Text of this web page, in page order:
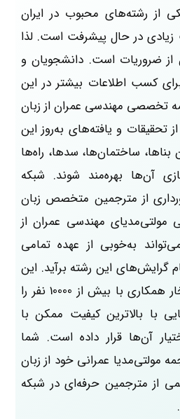
از رشته‌های محبوب در ایران
در حال پیشرفت است. لذا
از ضروریات است. دانشجویان و
کسب اطلاعات بیشتر در این
تخصصی مهندسی عمراناز زبان
تحقیقات و یافته‌های به‌روز این
ساختمان‌ها، سدها، راه‌ها
آن‌ها بهره‌مند شوند. شبکه
از مترجمین متخصص زبان
مهندسی عمران از
به‌خوبی از عهده تمامی
گرایش‌های این رشته برآید. این
مجموعه تا به امروز افتخار همکاری با بیش از 10000 نفر را
با بالاترین کیفیت ممکن با
آن‌ها قرار داده است. شما
مولتی‌مدیا عمرانی خود از زبان
از مترجمین حرفه‌ای در شبکه